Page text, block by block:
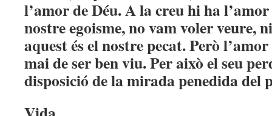
l’amor de Déu. A la creu hi ha
nostre egoisme, no vam voler veure,
aquest és el nostre pecat. Però
mai de ser ben viu. Per això el seu
disposició de la mirada penedida del